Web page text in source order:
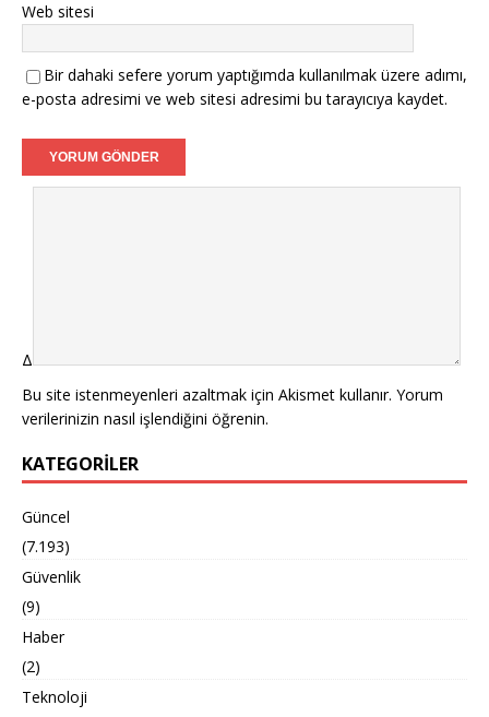
Web sitesi
Bir dahaki sefere yorum yaptığımda kullanılmak üzere adımı,
e-posta adresimi ve web sitesi adresimi bu tarayıcıya kaydet.
Δ
Bu site istenmeyenleri azaltmak için Akismet kullanır. Yorum
verilerinizin nasıl işlendiğini öğrenin.
KATEGORILER
Güncel
(7.193)
Güvenlik
(9)
Haber
(2)
Teknoloji